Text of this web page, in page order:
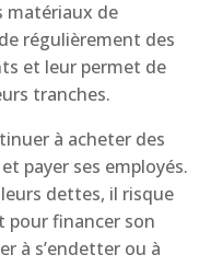
matériaux de
régulièrement des
et leur permet de
tranches.
à acheter des
payer ses employés.
dettes, il risque
pour financer son
à s’endetter ou à